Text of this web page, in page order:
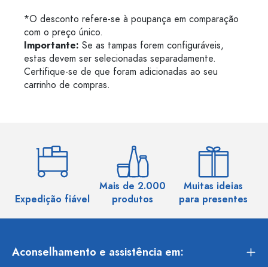
*O desconto refere-se à poupança em comparação
com o preço único.
Importante: Se as tampas forem configuráveis,
estas devem ser selecionadas separadamente.
Certifique-se de que foram adicionadas ao seu
carrinho de compras.
Expedição fiável
Mais de 2.000
produtos
Muitas ideias
para presentes
Aconselhamento e assistência em: